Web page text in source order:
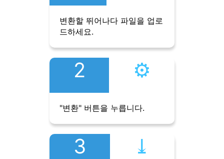
변환할 뛰어나다 파일을 업로
드하세요.
2 ⚙︎
"변환" 버튼을 누릅니다.
3 ⤓︎